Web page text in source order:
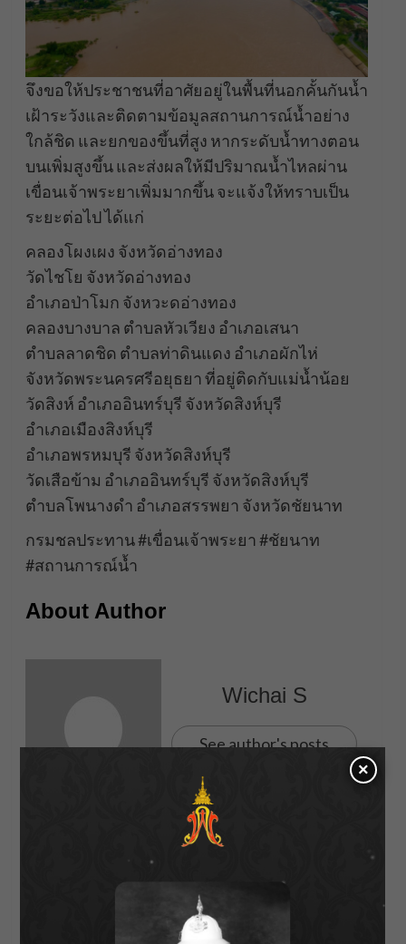
จึงขอให้ประชาชนที่อาศัยอยู่ในพื้นที่นอกคั้นกันน้ำ
เฝ้าระวังและติดตามข้อมูลสถานการณ์น้ำอย่าง
ใกล้ชิด และยกของขึ้นที่สูง หากระดับน้ำทางตอน
บนเพิ่มสูงขึ้น และส่งผลให้มีปริมาณน้ำไหลผ่าน
เขื่อนเจ้าพระยาเพิ่มมากขึ้น จะแจ้งให้ทราบเป็น
ระยะต่อไป ได้แก่
คลองโผงเผง จังหวัดอ่างทอง
วัดไชโย จังหวัดอ่างทอง
อำเภอป่าโมก จังหวะดอ่างทอง
คลองบางบาล ตำบลหัวเวียง อำเภอเสนา
ตำบลลาดชิด ตำบลท่าดินแดง อำเภอผักไห่
จังหวัดพระนครศรีอยุธยา ที่อยู่ติดกับแม่น้ำน้อย
วัดสิงห์ อำเภออินทร์บุรี จังหวัดสิงห์บุรี
อำเภอเมืองสิงห์บุรี
อำเภอพรหมบุรี จังหวัดสิงห์บุรี
วัดเสือข้าม อำเภออินทร์บุรี จังหวัดสิงห์บุรี
ตำบลโพนางดำ อำเภอสรรพยา จังหวัดชัยนาท
กรมชลประทาน #เขื่อนเจ้าพระยา #ชัยนาท
#สถานการณ์น้ำ
About Author
Wichai S
See author's posts
เอ็นดูคำตอบ! “เอวา ปวรวรรณ” ถูกถามเรื่องหัวใจ แค่
×